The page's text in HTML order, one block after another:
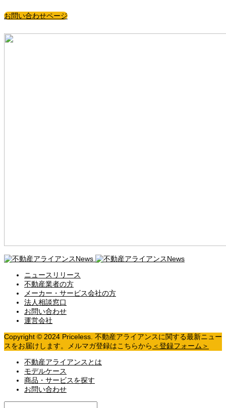
お問い合わせページ
ニュースリリース
不動産業者の方
メーカー・サービス会社の方
法人相談窓口
お問い合わせ
運営会社
Copyright © 2024 Priceless. 不動産アライアンスに関する最新ニュー
スをお届けします。メルマガ登録はこちらから ＜登録フォーム＞
不動産アライアンスとは
モデルケース
商品・サービスを探す
お問い合わせ